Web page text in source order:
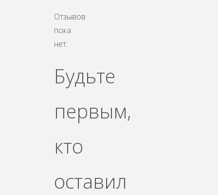
Отзывов
пока
нет.
Будьте
первым,
кто
оставил